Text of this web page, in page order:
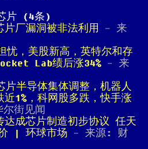
片 (4条)
片厂漏洞被非法利用 - 来
忧，美股新高，英特尔和存
Lab绩后涨34% - 来
片半导体集体调整，机器人
1%，科网股多跌，快手涨
街见闻
达成芯片制造初步协议 任天
| 环球市场 - 来源: 财